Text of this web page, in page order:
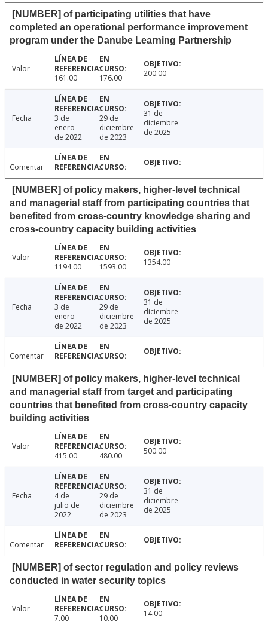
[NUMBER] of participating utilities that have
completed an operational performance improvement
program under the Danube Learning Partnership
Valor
161.00
176.00 200.00
Fecha
3 de
enero
de 2022
29 de
diciembre
de 2023
31 de
diciembre
de 2025
Comentar
[NUMBER] of policy makers, higher-level technical
and managerial staff from participating countries that
benefited from cross-country knowledge sharing and
cross-country capacity building activities
Valor
1194.00
1593.00 1354.00
Fecha
3 de
enero
de 2022
29 de
diciembre
de 2023
31 de
diciembre
de 2025
Comentar
[NUMBER] of policy makers, higher-level technical
and managerial staff from target and participating
countries that benefited from cross-country capacity
building activities
Valor
415.00
480.00 500.00
Fecha
4 de
julio de
2022
29 de
diciembre
de 2023
31 de
diciembre
de 2025
Comentar
[NUMBER] of sector regulation and policy reviews
conducted in water security topics
Valor
7.00
10.00 14.00